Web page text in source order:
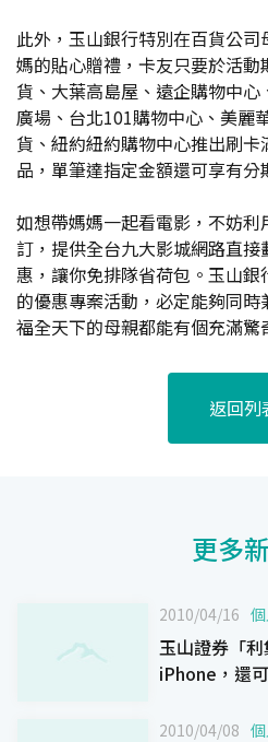
此外，玉山銀行特別在百貨公
媽的貼心贈禮，卡友只要於活
貨、大葉高島屋、遠企購物中
廣場、台北101購物中心、美麗
貨、紐約紐約購物中心推出刷
品，單筆達指定金額還可享有分
如想帶媽媽一起看電影，不妨
訂，提供全台九大影城網路直
惠，讓你免排隊省荷包。玉山
的優惠專案活動，必定能夠同
福全天下的母親都能有個充滿
返回列
更多
2010/04/16
玉山證券「
iPhone，還
2010/04/08